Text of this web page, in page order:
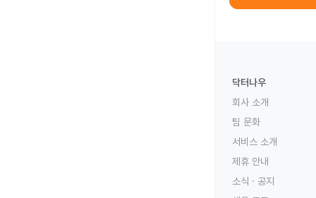
닥터나우
회사 소개
팀 문화
서비스 소개
제휴 안내
소식 · 공지